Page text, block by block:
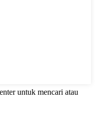
untuk mencari atau